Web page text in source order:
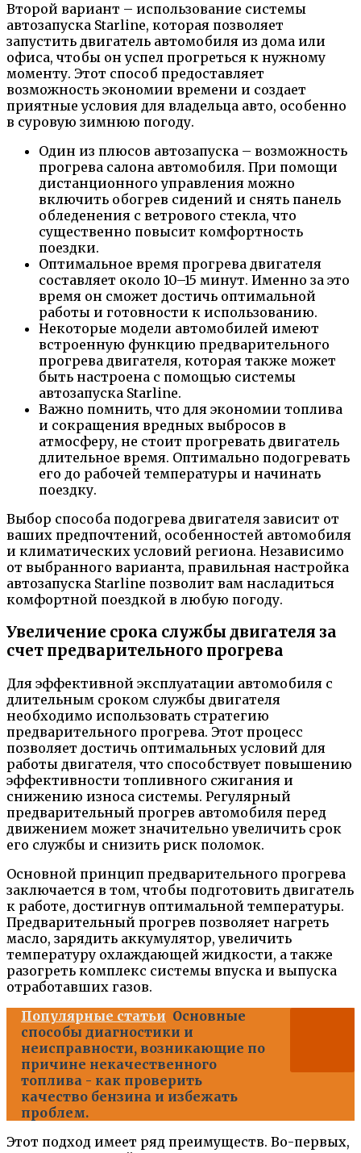
Второй вариант – использование системы
автозапуска Starline, которая позволяет
запустить двигатель автомобиля из дома или
офиса, чтобы он успел прогреться к нужному
моменту. Этот способ предоставляет
возможность экономии времени и создает
приятные условия для владельца авто, особенно
в суровую зимнюю погоду.
Один из плюсов автозапуска – возможность
прогрева салона автомобиля. При помощи
дистанционного управления можно
включить обогрев сидений и снять панель
обледенения с ветрового стекла, что
существенно повысит комфортность
поездки.
Оптимальное время прогрева двигателя
составляет около 10–15 минут. Именно за это
время он сможет достичь оптимальной
работы и готовности к использованию.
Некоторые модели автомобилей имеют
встроенную функцию предварительного
прогрева двигателя, которая также может
быть настроена с помощью системы
автозапуска Starline.
Важно помнить, что для экономии топлива
и сокращения вредных выбросов в
атмосферу, не стоит прогревать двигатель
длительное время. Оптимально подогревать
его до рабочей температуры и начинать
поездку.
Выбор способа подогрева двигателя зависит от
ваших предпочтений, особенностей автомобиля
и климатических условий региона. Независимо
от выбранного варианта, правильная настройка
автозапуска Starline позволит вам насладиться
комфортной поездкой в любую погоду.
Увеличение срока службы двигателя за
счет предварительного прогрева
Для эффективной эксплуатации автомобиля с
длительным сроком службы двигателя
необходимо использовать стратегию
предварительного прогрева. Этот процесс
позволяет достичь оптимальных условий для
работы двигателя, что способствует повышению
эффективности топливного сжигания и
снижению износа системы. Регулярный
предварительный прогрев автомобиля перед
движением может значительно увеличить срок
его службы и снизить риск поломок.
Основной принцип предварительного прогрева
заключается в том, чтобы подготовить двигатель
к работе, достигнув оптимальной температуры.
Предварительный прогрев позволяет нагреть
масло, зарядить аккумулятор, увеличить
температуру охлаждающей жидкости, а также
разогреть комплекс системы впуска и выпуска
отработавших газов.
Популярные статьи Основные
способы диагностики и
неисправности, возникающие по
причине некачественного
топлива - как проверить
качество бензина и избежать
проблем.
Этот подход имеет ряд преимуществ. Во-первых,